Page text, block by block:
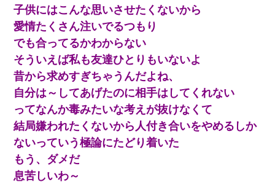
子供にはこんな思いさせたくないから
愛情たくさん注いでるつもり
でも合ってるかわからない
そういえば私も友達ひとりもいないよ
昔から求めすぎちゃうんだよね、
自分は～してあげたのに相手はしてくれない
ってなんか毒みたいな考えが抜けなくて
結局嫌われたくないから人付き合いをやめるしか
ないっていう極論にたどり着いた
もう、ダメだ
息苦しいわ～